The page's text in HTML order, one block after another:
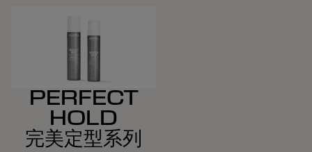
PERFECT
HOLD
完美定型系列